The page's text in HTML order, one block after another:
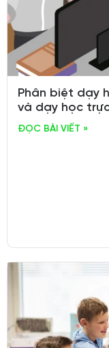
Phân biệt dạy
và dạy học
ĐỌC BÀI VIẾT »